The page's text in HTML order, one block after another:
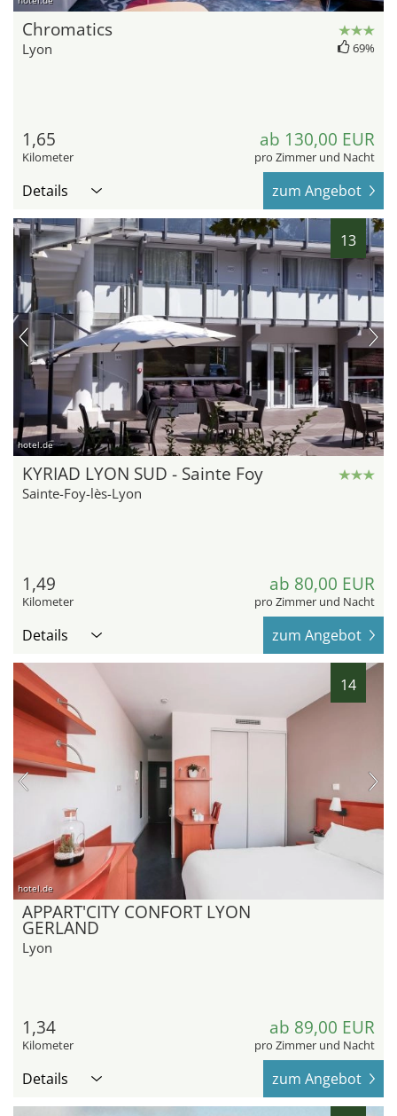
Chromatics
Lyon 69%
1,65
Kilometer
ab 130,00 EUR
pro Zimmer und Nacht
Details zum Angebot
13
hotel.de
KYRIAD LYON SUD - Sainte Foy
Sainte-Foy-lès-Lyon
1,49
Kilometer
ab 80,00 EUR
pro Zimmer und Nacht
Details zum Angebot
14
hotel.de
APPART'CITY CONFORT LYON
GERLAND
Lyon
1,34
Kilometer
ab 89,00 EUR
pro Zimmer und Nacht
Details zum Angebot